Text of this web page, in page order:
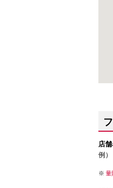
店
例
量